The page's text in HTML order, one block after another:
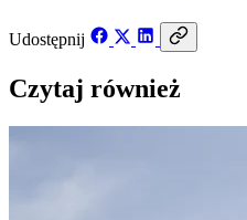
Udostępnij
Czytaj również